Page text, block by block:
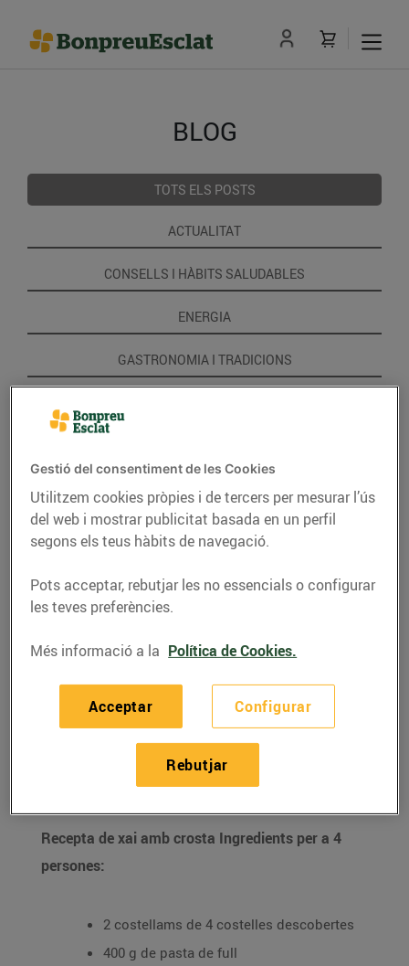
BLOG
TOTS ELS POSTS
ACTUALITAT
CONSELLS I HÀBITS SALUDABLES
ENERGIA
GASTRONOMIA I TRADICIONS
Recepta de xai amb
Recepta de xai amb crosta Ingredients per a 4
persones:
2 costellams de 4 costelles descobertes
400 g de pasta de full
Gestió del consentiment de les Cookies
Utilitzem cookies pròpies i de tercers per mesurar l’ús
del web i mostrar publicitat basada en un perfil
segons els teus hàbits de navegació.
Pots acceptar, rebutjar les no essencials o configurar
les teves preferències.
Més informació a la Política de Cookies.
Configurar
Rebutjar
Acceptar